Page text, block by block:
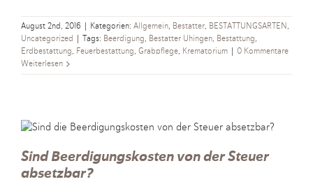
August 2nd, 2016 Kategorien: Allgemein, Bestatter, BESTATTUNGSARTEN,
Uncategorized
Tags: Beerdigung, Bestatter Uhingen, Bestattung,
Erdbestattung, Feuerbestattung, Grabpflege, Krematorium
0 Kommentare
Weiterlesen
Sind Beerdigungskosten von der Steuer
absetzbar?